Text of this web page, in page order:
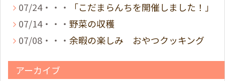
07/24・・・
「こだまらんちを開催しました！」
07/14・・・ 野菜の収穫
07/08・・・ 余暇の楽しみ おやつクッキング
アーカイブ